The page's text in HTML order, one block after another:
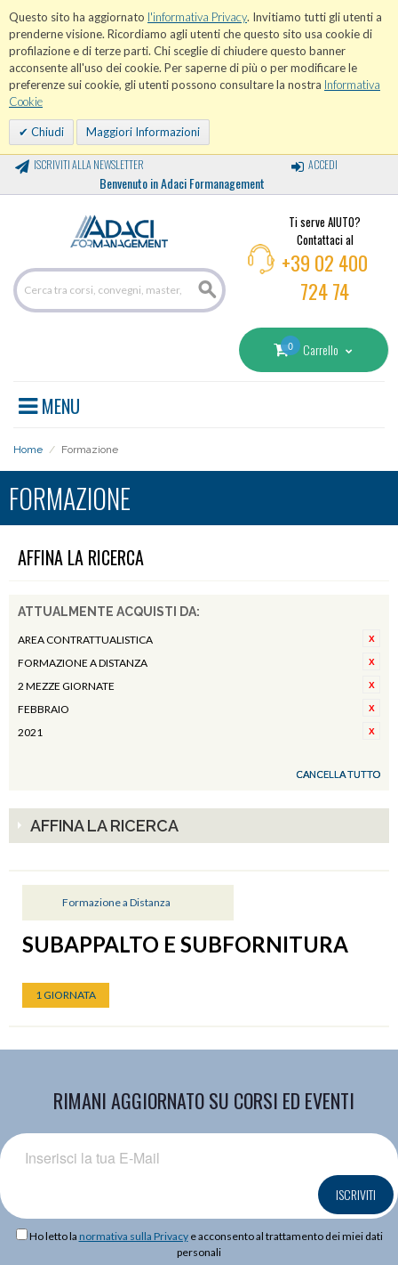
Questo sito ha aggiornato l'informativa Privacy. Invitiamo tutti gli utenti a
prenderne visione. Ricordiamo agli utenti che questo sito usa cookie di
profilazione e di terze parti. Chi sceglie di chiudere questo banner
acconsente all'uso dei cookie. Per saperne di più o per modificare le
preferenze sui cookie, gli utenti possono consultare la nostra Informativa
Cookie
Chiudi Maggiori Informazioni
ISCRIVITI ALLA NEWSLETTER
Benvenuto in Adaci Formanagement
ACCEDI
Ti serve AIUTO?
Contattaci al
+39 02 400
724 74
0 Carrello
MENU
Home / Formazione
FORMAZIONE
AFFINA LA RICERCA
ATTUALMENTE ACQUISTI DA:
AREA CONTRATTUALISTICA
FORMAZIONE A DISTANZA
2 MEZZE GIORNATE
FEBBRAIO
2021
CANCELLA TUTTO
AFFINA LA RICERCA
Formazione a Distanza
SUBAPPALTO E SUBFORNITURA
1 GIORNATA
RIMANI AGGIORNATO SU CORSI ED EVENTI
ISCRIVITI
Ho letto la normativa sulla Privacye acconsento al trattamento dei miei dati
personali